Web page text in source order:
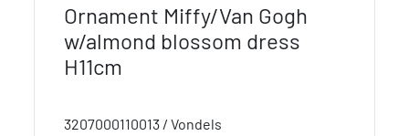
Ornament Miffy/Van Gogh
w/almond blossom dress
H11cm
3207000110013 / Vondels